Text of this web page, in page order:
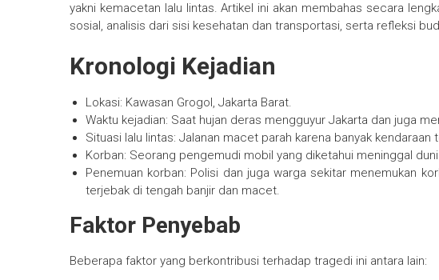
yakni kemacetan lalu lintas. Artikel ini akan membahas secara
sosial, analisis dari sisi kesehatan dan transportasi, serta refleksi
Kronologi Kejadian
Lokasi: Kawasan Grogol, Jakarta Barat.
Waktu kejadian: Saat hujan deras mengguyur Jakarta dan juga
Situasi lalu lintas: Jalanan macet parah karena banyak kendaraan
Korban: Seorang pengemudi mobil yang diketahui meninggal
Penemuan korban: Polisi dan juga warga sekitar menemukan
terjebak di tengah banjir dan macet.
Faktor Penyebab
Beberapa faktor yang berkontribusi terhadap tragedi ini antara lain: